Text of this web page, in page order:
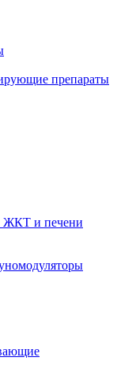
препараты
ЖКТ и печени